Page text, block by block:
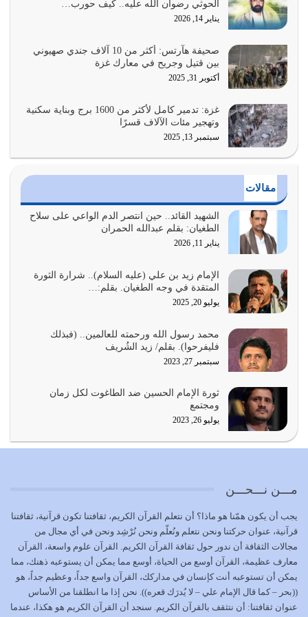
عندما يكون عدوك هو عدو الله معناه أن تكون نقاط الضعف
فيه كثيرة وسينصرك الله عليه إذا…
يوليو 26, 2026
أراد الله لهذه الأمة ان تكون خير امة أخرجت للناس بالنهوض
بالأمر بالمعروف والنهي عن…
يوليو 25, 2026
الدين الذي شرعه الله لا يجوز أن يخضع لآرائنا وأهوائنا
أي أمة تتفرق في الدين وتتفرق في كيانها معناه أنها أصبحت
أمة عاجزة عن النهوض…
يوليو 23, 2026
بحبل الله جميعاً وليس كل…
يوليو 22, 2026
يشاء ويذل من يشاء
يوليو 21, 2026
كل زمان…
يوليو 19, 2026
الوظيفة عبارة عن مسؤولية يجب النهوض بها كما ينبغي لكي
وَالْمُنْفِقِينَ…
يوليو 17, 2026
الاعتصام بحبل الله أمر إلهي للمؤمنين وهو بمثابة سبب بينهم
وبين الله يترتب عليه النصر…
يوليو 16, 2026
الحوثي رضوان الله عليه.. كيف حورب…
يناير 14, 2026
صحيفة هآرتس: أكثر من 10 آلاف جندي صهيوني
بين قتيل وجريح في معارك غزة
أكتوبر 31, 2025
غزة: تدمير كامل لأكثر من 1600 برج وبناية سكنية
وتهجير مئات الآلاف قسرًا
سبتمبر 13, 2025
مقالات
الشهيد القائد.. حين انتصر الدم الواعي على سلاح
الطغيان: بقلم عبدالله الحمران
يناير 11, 2026
الإمام زيد بن علي (عليه السلام).. شرارة الثورة
المتقدة في وجه الطغيان. بقلم:…
يوليو 20, 2025
محمد رسول الله ورحمته للعالمين.. (فبذلك
فليفرحوا). بقلم/ زيد الشُريف
سبتمبر 27, 2023
ثورة الإمام الحسين ضد الطاغوت لكل زمان
ومجتمع
يوليو 26, 2023
مـــن نـــحـــن
يجب أن يكون همّنا هو ماذا؟ أن نتعلم القرآن الكريم، ثقافتنا تكون قرآنية، ثقافتنا
قرآنية، عنوان حركتنا ونحن نتعلم ونُعلّم ونحن نُرْشِد ونحن في أي مجال من
مجالات الثقافة أن ندور حول ثقافة القرآن الكريم. القرآن علوم واسعة، القرآن
معارف عظيمة، القرآن أوسع من الحياة، أوسع مما يمكن أن يستوعبه ذهنك، مما
يمكن أن تستوعبه أنت كإنسان في مداركك، القرآن واسع جداً، وعظيم جداً، هو
((بحر – كما قال الإمام علي – لا يُدرَك قعره)). نحن إذا ما انطلقنا من الأساس
عنوان ثقافتنا: أن نتثقف بالقرآن الكريم. سنجد أن القرآن الكريم هو هكذا، عندما